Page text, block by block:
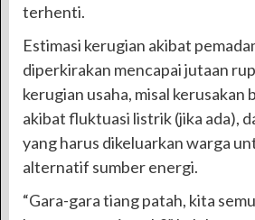
terhenti.
Estimasi kerugian akibat
diperkirakan mencapai jutaan
kerugian usaha, misal
akibat fluktuasi listrik (jika ada),
yang harus dikeluarkan warga
alternatif sumber energi.
“Gara-gara tiang patah, kita